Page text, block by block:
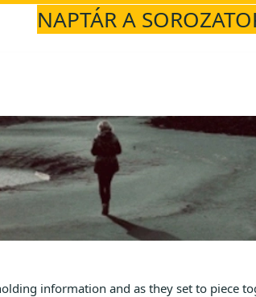
NAPTÁR A
information and as they set to piece